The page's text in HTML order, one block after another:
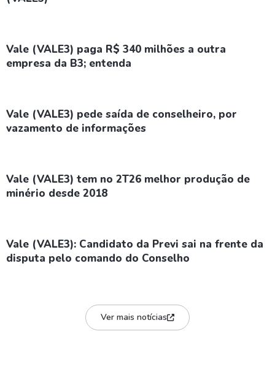
Vale (VALE3) paga R$ 340 milhões a outra
empresa da B3; entenda
Vale (VALE3) pede saída de conselheiro, por
vazamento de informações
Vale (VALE3) tem no 2T26 melhor produção de
minério desde 2018
Vale (VALE3): Candidato da Previ sai na frente da
disputa pelo comando do Conselho
Ver mais notícias